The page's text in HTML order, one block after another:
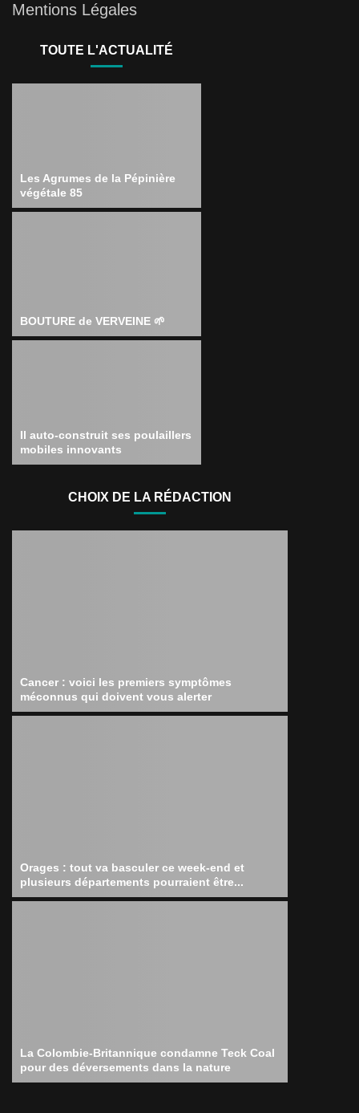
Mentions Légales
TOUTE L'ACTUALITÉ
Les Agrumes de la Pépinière
végétale 85
BOUTURE de VERVEINE 🌱
Il auto-construit ses poulaillers
mobiles innovants
CHOIX DE LA RÉDACTION
Cancer : voici les premiers symptômes
méconnus qui doivent vous alerter
Orages : tout va basculer ce week-end et
plusieurs départements pourraient être...
La Colombie-Britannique condamne Teck Coal
pour des déversements dans la nature